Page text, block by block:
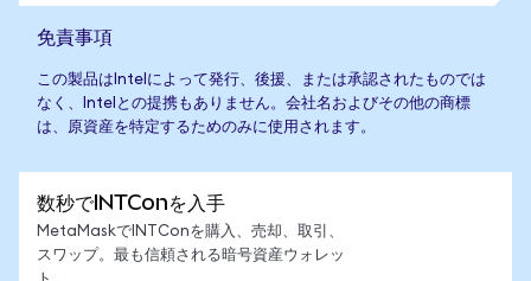
免責事項
この製品はIntelによって発行、後援、または承認されたものでは
なく、Intelとの提携もありません。会社名およびその他の商標
は、原資産を特定するためのみに使用されます。
数秒でINTConを入手
MetaMaskでINTConを購入、売却、取引、
スワップ。最も信頼される暗号資産ウォレッ